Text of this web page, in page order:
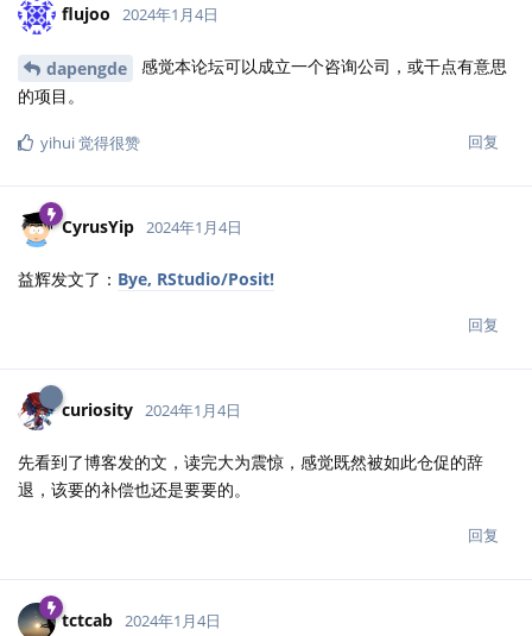
flujoo 2024年1月4日
dapengde
感觉本论坛可以成立一个咨询公司，或干点有意思
的项目。
回复
yihui觉得很赞
CyrusYip 2024年1月4日
益辉发文了： Bye, RStudio/Posit!
回复
curiosity 2024年1月4日
先看到了博客发的文，读完大为震惊，感觉既然被如此仓促的辞
退，该要的补偿也还是要要的。
回复
tctcab 2024年1月4日